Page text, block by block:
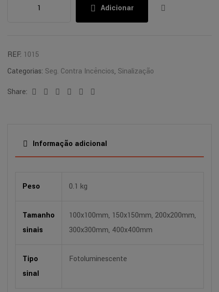
Adicionar
REF: 1015
Categorias: Seg. Contra Incêncios, Sinalização
Share:
Facebook
TwitterLinkedinGoogle+Pinterest
Informação adicional
Peso 0.1 kg
Tamanho
sinais
100x100mm, 150x150mm, 200x200mm,
300x300mm, 400x400mm
Tipo
sinal
Fotoluminescente